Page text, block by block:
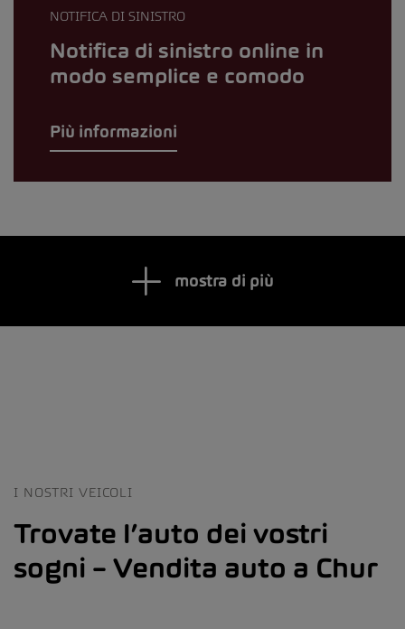
NOTIFICA DI SINISTRO
Notifica di sinistro online in
modo semplice e comodo
Più informazioni
mostra di più
I NOSTRI VEICOLI
Trovate l’auto dei vostri
sogni – Vendita auto a Chur